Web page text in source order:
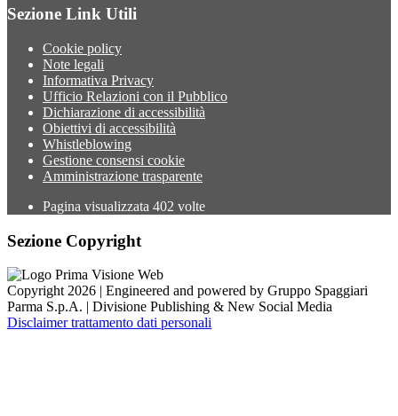
Sezione Link Utili
Cookie policy
Note legali
Informativa Privacy
Ufficio Relazioni con il Pubblico
Dichiarazione di accessibilità
Obiettivi di accessibilità
Whistleblowing
Gestione consensi cookie
Amministrazione trasparente
Pagina visualizzata 402 volte
Sezione Copyright
Copyright 2026 | Engineered and powered by Gruppo Spaggiari
Parma S.p.A. | Divisione Publishing & New Social Media
Disclaimer trattamento dati personali